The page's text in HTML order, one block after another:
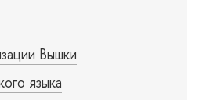
Вышки
языка